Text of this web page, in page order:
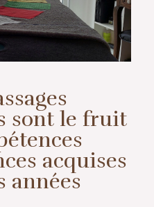
sont le fruit
acquises
années